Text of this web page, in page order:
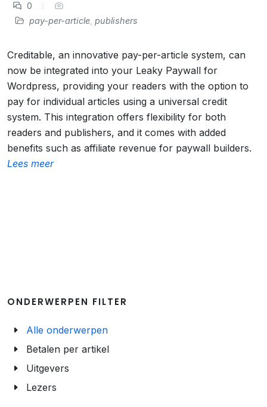
0
pay-per-article publishers
Creditable, an innovative pay-per-article system, can
now be integrated into your Leaky Paywall for
Wordpress, providing your readers with the option to
pay for individual articles using a universal credit
system. This integration offers flexibility for both
readers and publishers, and it comes with added
benefits such as affiliate revenue for paywall builders.
Lees meer
ONDERWERPEN FILTER
Alle onderwerpen
Betalen per artikel
Uitgevers
Lezers